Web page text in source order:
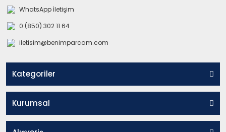
WhatsApp İletişim
0 (850) 302 11 64
iletisim@benimparcam.com
Kategoriler
Kurumsal